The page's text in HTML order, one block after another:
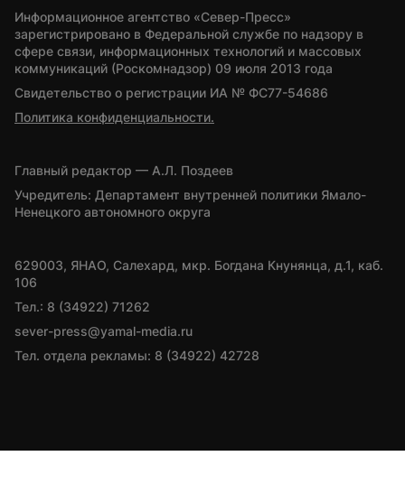
Информационное агентство «Север-Пресс»
зарегистрировано в Федеральной службе по надзору в
сфере связи, информационных технологий и массовых
коммуникаций (Роскомнадзор) 09 июля 2013 года
Свидетельство о регистрации ИА № ФС77-54686
Политика конфиденциальности.
Главный редактор — А.Л. Поздеев
Учредитель: Департамент внутренней политики Ямало-
Ненецкого автономного округа
629003, ЯНАО, Салехард, мкр. Богдана Кнунянца, д.1, каб.
106
Тел.: 8 (34922) 71262
sever-press@yamal-media.ru
Тел. отдела рекламы: 8 (34922) 42728